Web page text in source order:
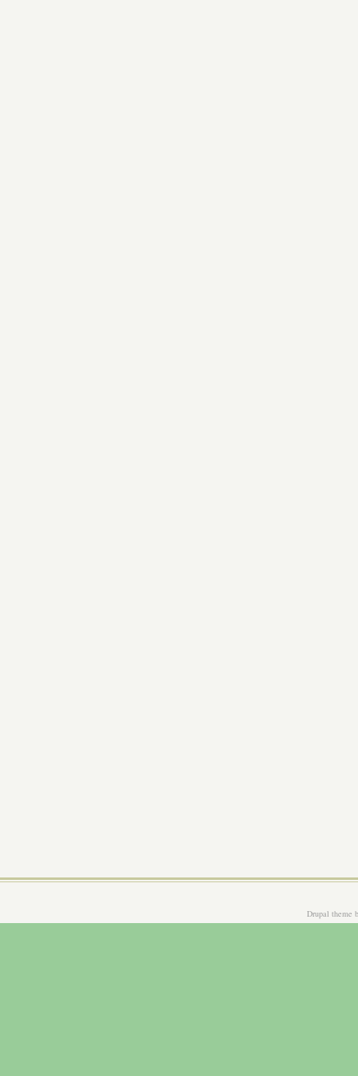
Drupal theme